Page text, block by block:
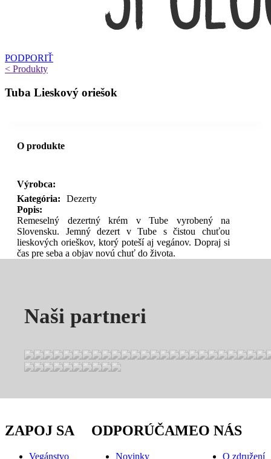
PODPORIŤ
< Produkty
Tuba Lieskový oriešok
O produkte
Výrobca:
Kategória:
Dezerty
Popis:
Remeselný dezertný krém v Tube vyrobený na
Slovensku. Jemný dezert v Tube s čistou chuťou
lieskových orieškov, ktorý poteší aj vegánov. Dopraj si
čas pre seba a objav novú chuť do života.
Naši partneri
ZAPOJ SA
Vegánstvo
ODPORÚČAME
Novinky
O NÁS
O združení